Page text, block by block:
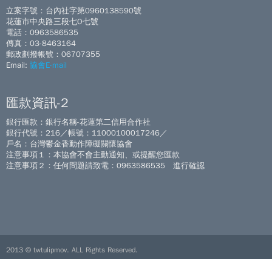
立案字號：台內社字第0960138590號
花蓮市中央路三段七O七號
電話：0963586535
傳真：03-8463164
郵政劃撥帳號：06707355
Email: 協會E-mail
匯款資訊-2
銀行匯款：銀行名稱-花蓮第二信用合作社
銀行代號：216／帳號：11000100017246／
戶名：台灣鬱金香動作障礙關懷協會
注意事項１：本協會不會主動通知、或提醒您匯款
注意事項２：任何問題請致電：0963586535 進行確認
2013 © twtulipmov. ALL Rights Reserved.